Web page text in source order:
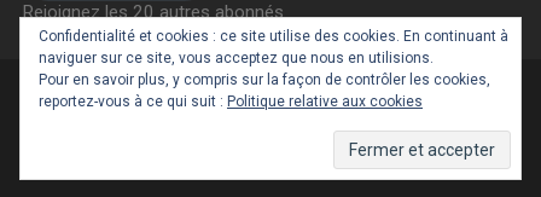
Rejoignez les 20 autres abonnés
FIÈREMENT PROPULSÉ PAR WORDPRESS |
RETOUR EN HAUT ↑
Confidentialité et cookies : ce site utilise des cookies. En continuant à
naviguer sur ce site, vous acceptez que nous en utilisions.
Pour en savoir plus, y compris sur la façon de contrôler les cookies,
reportez-vous à ce qui suit : Politique relative aux cookies